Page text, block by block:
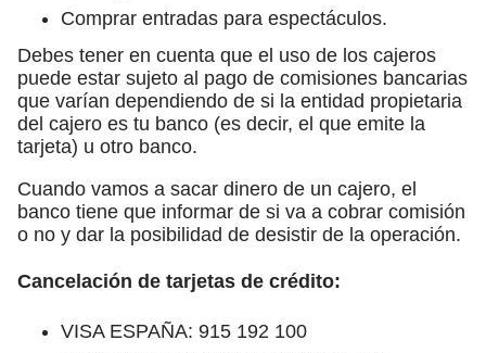
Comprar entradas para espectáculos.
Debes tener en cuenta que el uso de los cajeros
puede estar sujeto al pago de comisiones bancarias
que varían dependiendo de si la entidad propietaria
del cajero es tu banco (es decir, el que emite la
tarjeta) u otro banco.
Cuando vamos a sacar dinero de un cajero, el
banco tiene que informar de si va a cobrar comisión
o no y dar la posibilidad de desistir de la operación.
Cancelación de tarjetas de crédito:
VISA ESPAÑA: 915 192 100